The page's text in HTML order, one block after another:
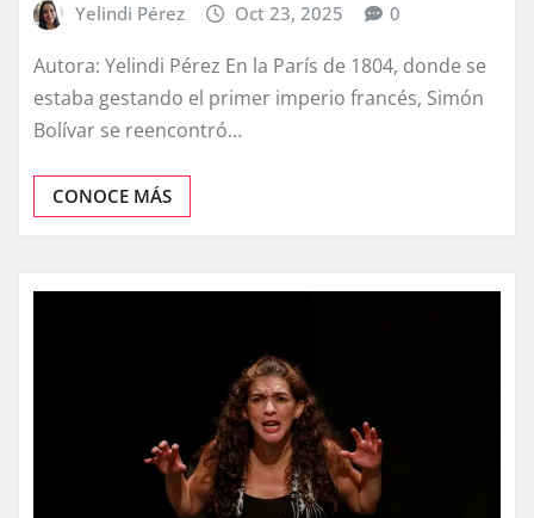
Yelindi Pérez Oct 23, 2025 0
Autora: Yelindi Pérez En la París de 1804, donde se
estaba gestando el primer imperio francés, Simón
Bolívar se reencontró…
CONOCE MÁS